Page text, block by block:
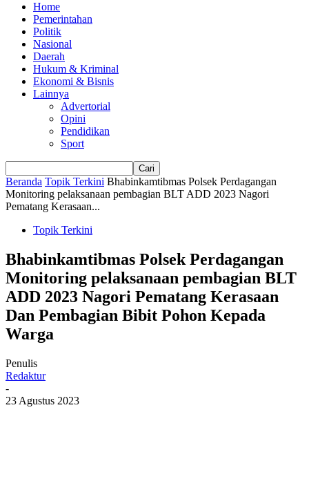
Home
Pemerintahan
Politik
Nasional
Daerah
Hukum & Kriminal
Ekonomi & Bisnis
Lainnya
Advertorial
Opini
Pendidikan
Sport
Beranda Topik Terkini Bhabinkamtibmas Polsek Perdagangan
Monitoring pelaksanaan pembagian BLT ADD 2023 Nagori
Pematang Kerasaan...
Topik Terkini
Bhabinkamtibmas Polsek Perdagangan
Monitoring pelaksanaan pembagian BLT
ADD 2023 Nagori Pematang Kerasaan
Dan Pembagian Bibit Pohon Kepada
Warga
Penulis
Redaktur
-
23 Agustus 2023